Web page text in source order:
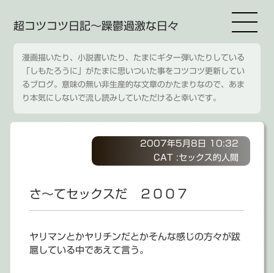
超コツコツ日記～躁鬱過激な日々
漫画描いたり、小説書いたり、たまにギター弾いたりしている
「しもたろうに」がたまに思いついた事をコツコツ更新してい
るブログ。意味の無い非生産的な文章のかたまりなので、あま
り本気にしないで流し読みしていただけると幸いです。
2007年5月8日 10:32
CAT :セックス的人間
さ～てセックスだ ２００７
ヤリマンとかヤリチンだとかそんな感じの方々が跋
扈している中であえて言う。